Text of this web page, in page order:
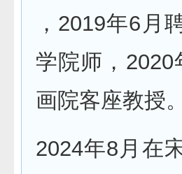
，2019年6月
学院师，
画院客座教授。
2024年8月在